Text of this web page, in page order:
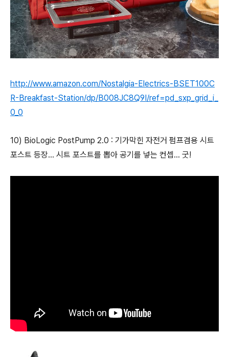
http://www.amazon.com/Nostalgia-Electrics-BSET100C
R-Breakfast-Station/dp/B008JC8Q9I/ref=pd_sxp_grid_i_
0_0
10) BioLogic PostPump 2.0 : 기가막힌 자전거 펌프겸용 시트
포스트 등장... 시트 포스트를 뽑아 공기를 넣는 컨셉... 굿!